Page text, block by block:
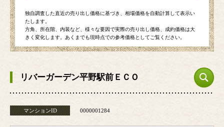
独自調査した直近の売り出し価格に基づき、相場価格を自動計算して表示い
たします。
方角、所在階、内装など、様々な要因で実際の売り出し価格、成約価格は大
きく変化します。あくまでも現時点での参考価格としてご覧ください。
リバーガーデン平野駅前ＥＣＯ
マンションID 0000001284